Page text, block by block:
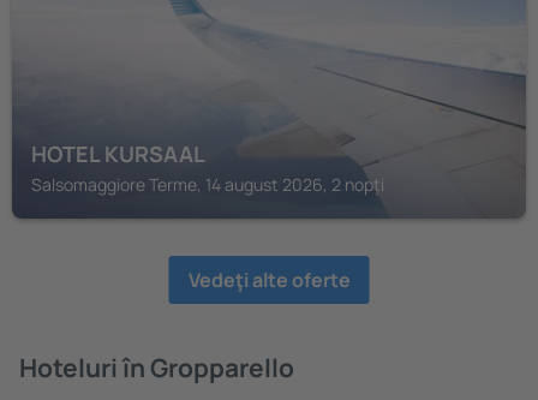
HOTEL KURSAAL
Salsomaggiore Terme, 14 august 2026, 2 nopți
Vedeţi alte oferte
Hoteluri în Gropparello